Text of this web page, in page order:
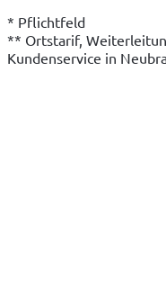
* Pflichtfeld
** Ortstarif,
Kundenservice in